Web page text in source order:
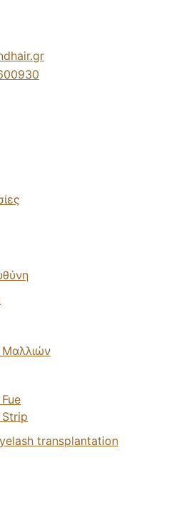
transplantation